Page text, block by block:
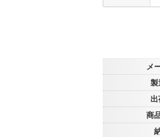
メ
製
出
商